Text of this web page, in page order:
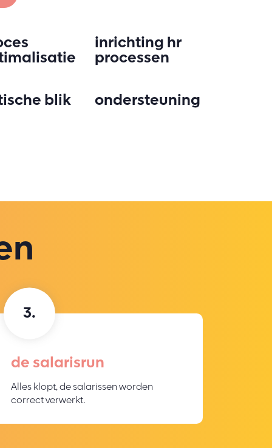
inrichting hr
processen
blik ondersteuning
de salarisrun
Alles klopt, de salarissen worden
correct verwerkt.